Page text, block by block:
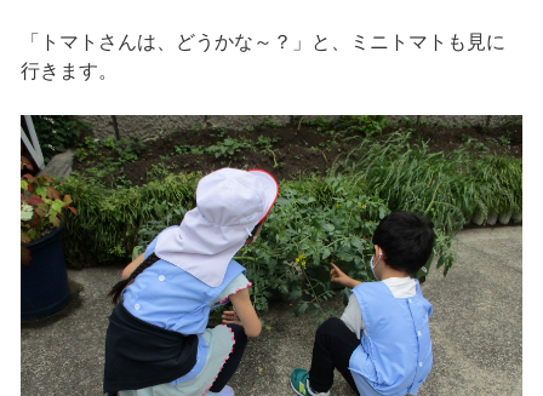
「トマトさんは、どうかな～？」と、ミニトマトも見に
行きます。